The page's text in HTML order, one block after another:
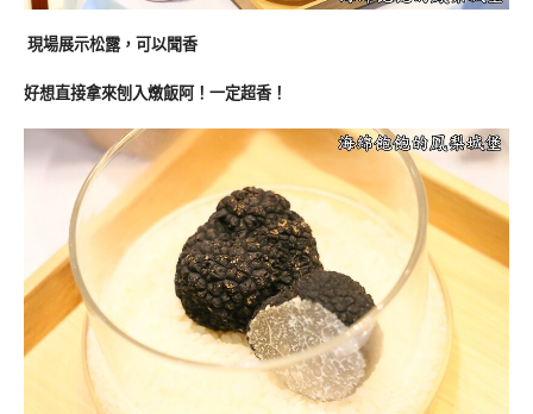
現場展示松露，可以聞香
好想直接拿來刨入燉飯阿！一定超香！